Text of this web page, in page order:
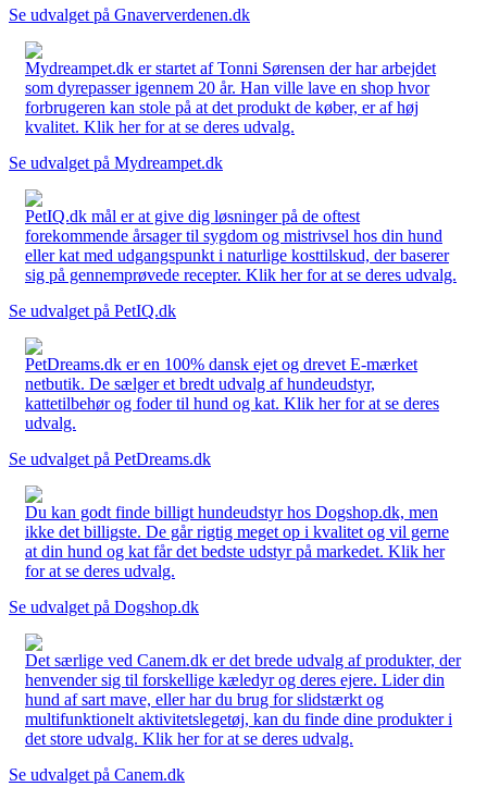
Se udvalget på Gnaververdenen.dk
Mydreampet.dk er startet af Tonni Sørensen der har arbejdet
som dyrepasser igennem 20 år. Han ville lave en shop hvor
forbrugeren kan stole på at det produkt de køber, er af høj
kvalitet. Klik her for at se deres udvalg.
Se udvalget på Mydreampet.dk
PetIQ.dk mål er at give dig løsninger på de oftest
forekommende årsager til sygdom og mistrivsel hos din hund
eller kat med udgangspunkt i naturlige kosttilskud, der baserer
sig på gennemprøvede recepter. Klik her for at se deres udvalg.
Se udvalget på PetIQ.dk
PetDreams.dk er en 100% dansk ejet og drevet E-mærket
netbutik. De sælger et bredt udvalg af hundeudstyr,
kattetilbehør og foder til hund og kat. Klik her for at se deres
udvalg.
Se udvalget på PetDreams.dk
Du kan godt finde billigt hundeudstyr hos Dogshop.dk, men
ikke det billigste. De går rigtig meget op i kvalitet og vil gerne
at din hund og kat får det bedste udstyr på markedet. Klik her
for at se deres udvalg.
Se udvalget på Dogshop.dk
Det særlige ved Canem.dk er det brede udvalg af produkter, der
henvender sig til forskellige kæledyr og deres ejere. Lider din
hund af sart mave, eller har du brug for slidstærkt og
multifunktionelt aktivitetslegetøj, kan du finde dine produkter i
det store udvalg. Klik her for at se deres udvalg.
Se udvalget på Canem.dk